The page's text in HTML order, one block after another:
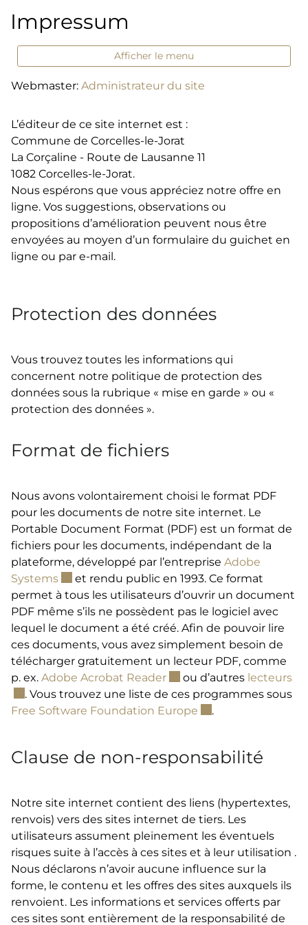
Impressum
Afficher le menu
Webmaster: Administrateur du site
L’éditeur de ce site internet est :
Commune de Corcelles-le-Jorat
La Corçaline - Route de Lausanne 11
1082 Corcelles-le-Jorat.
Nous espérons que vous appréciez notre offre en
ligne. Vos suggestions, observations ou
propositions d’amélioration peuvent nous être
envoyées au moyen d’un formulaire du guichet en
ligne ou par e-mail.
Protection des données
Vous trouvez toutes les informations qui
concernent notre politique de protection des
données sous la rubrique « mise en garde » ou «
protection des données ».
Format de fichiers
Nous avons volontairement choisi le format PDF
pour les documents de notre site internet. Le
Portable Document Format (PDF) est un format de
fichiers pour les documents, indépendant de la
plateforme, développé par l’entreprise Adobe
SystemsCe lien externe va ouvrir une nouvelle
et rendu public en 1993. Ce format
permet à tous les utilisateurs d’ouvrir un document
PDF même s’ils ne possèdent pas le logiciel avec
lequel le document a été créé. Afin de pouvoir lire
ces documents, vous avez simplement besoin de
télécharger gratuitement un lecteur PDF, comme
p. ex. Adobe Acrobat ReaderCe lien externe va ouvrir
ou d’autres lecteurs
. Vous trouvez une liste de ces programmes sous
Free Software Foundation Europe
.
Clause de non-responsabilité
Notre site internet contient des liens (hypertextes,
renvois) vers des sites internet de tiers. Les
utilisateurs assument pleinement les éventuels
risques suite à l’accès à ces sites et à leur utilisation .
Nous déclarons n’avoir aucune influence sur la
forme, le contenu et les offres des sites auxquels ils
renvoient. Les informations et services offerts par
ces sites sont entièrement de la responsabilité de